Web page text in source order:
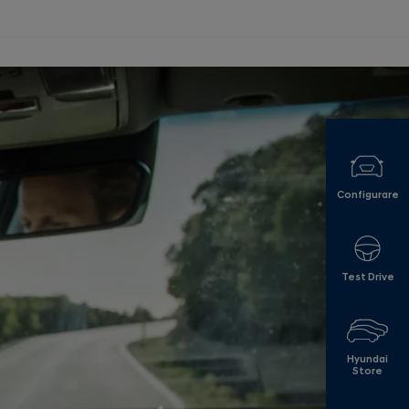
Configurare
Test Drive
Hyundai
Store